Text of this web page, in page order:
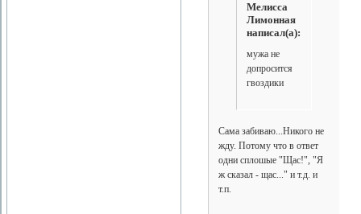
Мелисса
Лимонная
написал(а):
мужа не
допросится
гвоздики
Сама забиваю...Никого не
жду. Потому что в ответ
одни сплошые "Щас!", "Я
ж сказал - щас..." и т.д. и
т.п.